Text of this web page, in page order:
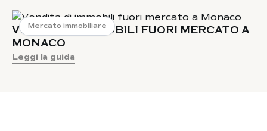
Mercato immobiliare
VENDITA DI IMMOBILI FUORI MERCATO A
MONACO
Leggi la guida